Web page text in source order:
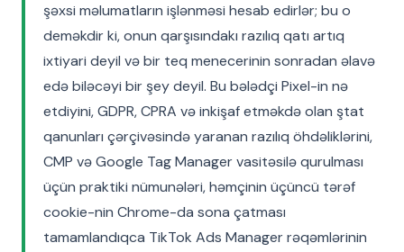
şəxsi məlumatların işlənməsi hesab edirlər; bu o
deməkdir ki, onun qarşısındakı razılıq qatı artıq
ixtiyari deyil və bir teq menecerinin sonradan əlavə
edə biləcəyi bir şey deyil. Bu bələdçi Pixel-in nə
etdiyini, GDPR, CPRA və inkişaf etməkdə olan ştat
qanunları çərçivəsində yaranan razılıq öhdəliklərini,
CMP və Google Tag Manager vasitəsilə qurulması
üçün praktiki nümunələri, həmçinin üçüncü tərəf
cookie-nin Chrome-da sona çatması
tamamlandıqca TikTok Ads Manager rəqəmlərinin